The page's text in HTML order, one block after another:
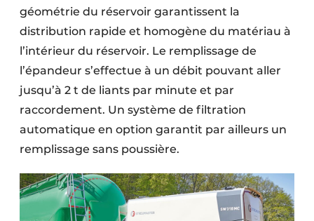
géométrie du réservoir garantissent la
distribution rapide et homogène du matériau à
l’intérieur du réservoir. Le remplissage de
l’épandeur s’effectue à un débit pouvant aller
jusqu’à 2 t de liants par minute et par
raccordement. Un système de filtration
automatique en option garantit par ailleurs un
remplissage sans poussière.